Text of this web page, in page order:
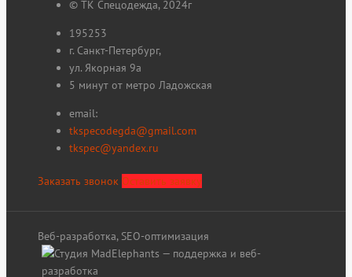
© ТК Спецодежда, 2024г
195253
г. Санкт-Петербург,
ул. Якорная 9а
5 минут от метро Ладожская
email:
tkspecodegda@gmail.com
tkspec@yandex.ru
Заказать звонок Оставить заявку
Веб-разработка, SEO-оптимизация